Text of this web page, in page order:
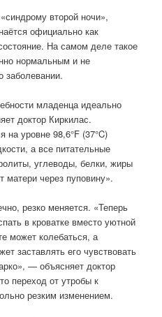
второй ночи»,
официально как
На самом деле такое
нормальным и не
заболевании.
младенца идеально
доктор Киркилас.
на уровне 98,6°F (37°C)
а все питательные
углеводы, белки, жиры
через пуповину».
резко меняется. «Теперь
в кроватке вместо уютной
может колебаться, а
заставлять его чувствовать
— объясняет доктор
переход от утробы к
резким изменением.